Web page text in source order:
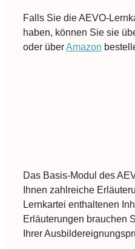
Falls Sie die AEVO-
haben, können Sie sie
oder überAmazon
Das Basis-Modul des
Ihnen zahlreiche
Lernkartei enthaltenen
Erläuterungen brauchen
Ihrer